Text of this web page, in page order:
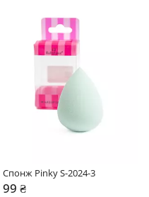
Спонж Pinky S-2024-3
99 ₴